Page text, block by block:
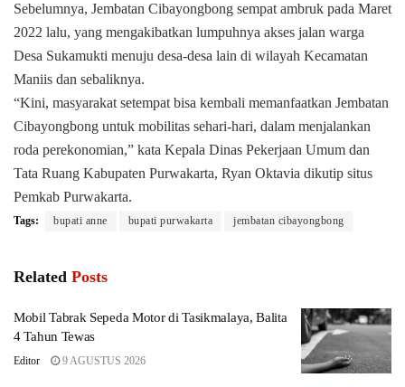
Sebelumnya, Jembatan Cibayongbong sempat ambruk pada Maret
2022 lalu, yang mengakibatkan lumpuhnya akses jalan warga
Desa Sukamukti menuju desa-desa lain di wilayah Kecamatan
Maniis dan sebaliknya.
“Kini, masyarakat setempat bisa kembali memanfaatkan Jembatan
Cibayongbong untuk mobilitas sehari-hari, dalam menjalankan
roda perekonomian,” kata Kepala Dinas Pekerjaan Umum dan
Tata Ruang Kabupaten Purwakarta, Ryan Oktavia dikutip situs
Pemkab Purwakarta.
Tags: bupati anne bupati purwakarta jembatan cibayongbong
Related Posts
Mobil Tabrak Sepeda Motor di Tasikmalaya, Balita
4 Tahun Tewas
Editor 9 AGUSTUS 2026